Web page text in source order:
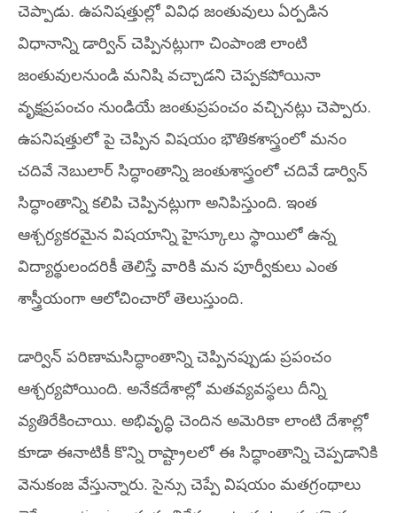
చెప్పాడు. ఉపనిషత్తుల్లో వివిధ జంతువులు ఏర్పడిన
విధానాన్ని డార్విన్ చెప్పినట్లుగా చింపాంజి లాంటి
జంతువులనుండి మనిషి వచ్చాడని చెప్పకపోయినా
వృక్షప్రపంచం నుండియే జంతుప్రపంచం వచ్చినట్లు చెప్పారు.
ఉపనిషత్తులో పై చెప్పిన విషయం భౌతికశాస్త్రంలో మనం
చదివే నెబులార్ సిద్ధాంతాన్ని జంతుశాస్త్రంలో చదివే డార్విన్
సిద్ధాంతాన్ని కలిపి చెప్పినట్లుగా అనిపిస్తుంది. ఇంత
ఆశ్చర్యకరమైన విషయాన్ని హైస్కూలు స్థాయిలో ఉన్న
విద్యార్థులందరికీ తెలిస్తే వారికి మన పూర్వీకులు ఎంత
శాస్త్రీయంగా ఆలోచించారో తెలుస్తుంది.
డార్విన్ పరిణామసిద్ధాంతాన్ని చెప్పినప్పుడు ప్రపంచం
ఆశ్చర్యపోయింది. అనేకదేశాల్లో మతవ్యవస్థలు దీన్ని
వ్యతిరేకించాయి. అభివృద్ధి చెందిన అమెరికా లాంటి దేశాల్లో
కూడా ఈనాటికీ కొన్ని రాష్ట్రాలలో ఈ సిద్ధాంతాన్ని చెప్పడానికి
వెనుకంజ వేస్తున్నారు. సైన్సు చెప్పే విషయం మతగ్రంథాలు